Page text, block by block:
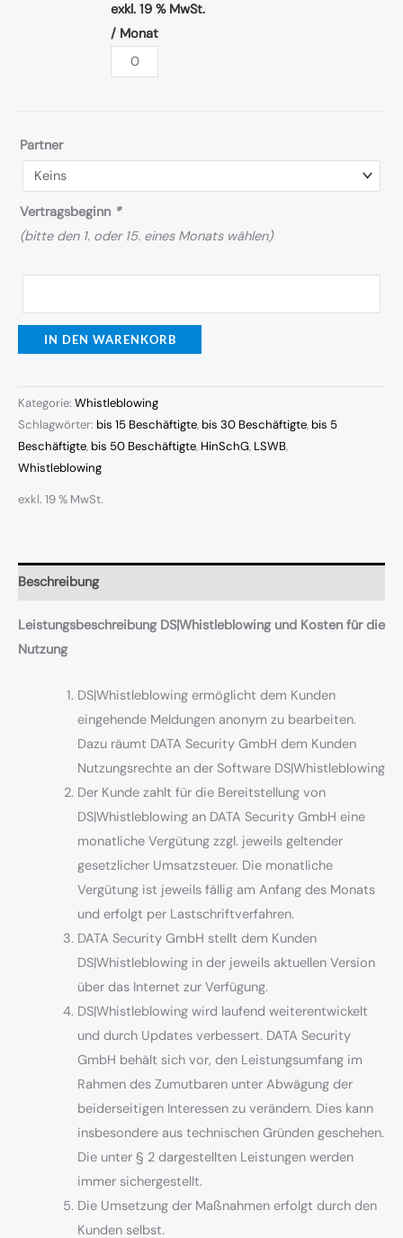
exkl. 19 % MwSt.
/ Monat
Meldungen
Partner
Vertragsbeginn *
(bitte den 1. oder 15. eines Monats wählen)
IN DEN WARENKORB
Kategorie: Whistleblowing
Schlagwörter: bis 15 Beschäftigte, bis 30 Beschäftigte, bis 5
Beschäftigte, bis 50 Beschäftigte, HinSchG, LSWB,
Whistleblowing
exkl. 19 % MwSt.
Beschreibung
Leistungsbeschreibung DS|Whistleblowing und Kosten für die
Nutzung
DS|Whistleblowing ermöglicht dem Kunden
eingehende Meldungen anonym zu bearbeiten.
Dazu räumt DATA Security GmbH dem Kunden
Nutzungsrechte an der Software DS|Whistleblowing
Der Kunde zahlt für die Bereitstellung von
DS|Whistleblowing an DATA Security GmbH eine
monatliche Vergütung zzgl. jeweils geltender
gesetzlicher Umsatzsteuer. Die monatliche
Vergütung ist jeweils fällig am Anfang des Monats
und erfolgt per Lastschriftverfahren.
DATA Security GmbH stellt dem Kunden
DS|Whistleblowing in der jeweils aktuellen Version
über das Internet zur Verfügung.
DS|Whistleblowing wird laufend weiterentwickelt
und durch Updates verbessert. DATA Security
GmbH behält sich vor, den Leistungsumfang im
Rahmen des Zumutbaren unter Abwägung der
beiderseitigen Interessen zu verändern. Dies kann
insbesondere aus technischen Gründen geschehen.
Die unter § 2 dargestellten Leistungen werden
immer sichergestellt.
Die Umsetzung der Maßnahmen erfolgt durch den
Kunden selbst.